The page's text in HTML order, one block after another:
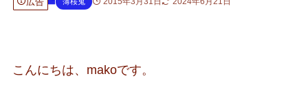
こんにちは、makoです。